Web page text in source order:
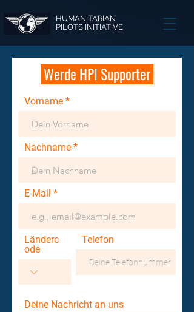
HUMANITARIAN
PILOTS INITIATIVE
Werde HPI Supporter
Vorname
Nachname
E-Mail
Länderc
ode
Telefon
Deine Nachricht an uns